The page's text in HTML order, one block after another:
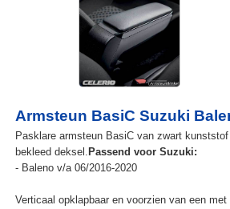
Armsteun BasiC Suzuki
Pasklare armsteun BasiC van zwart
bekleed deksel. Passend voor Suzuki:
- Baleno v/a 06/2016-2020
Verticaal opklapbaar en voorzien van een met